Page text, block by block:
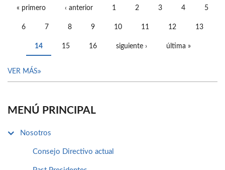
« primero ‹ anterior 1 2 3 4 5
6 7 8 9 10 11 12 13
14 15 16 siguiente › última »
VER MÁS
MENÚ PRINCIPAL
Nosotros
Consejo Directivo actual